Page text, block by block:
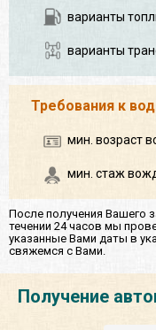
варианты
варианты
Требования к
мин. возраст
мин. стаж
После получения Вашего
течении 24 часов мы
указанные Вами даты в
свяжемся с Вами.
Получение